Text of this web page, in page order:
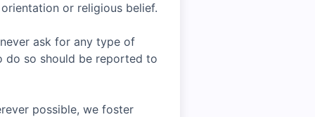
or religious belief.
ask for any type of
do so should be reported to
possible, we foster